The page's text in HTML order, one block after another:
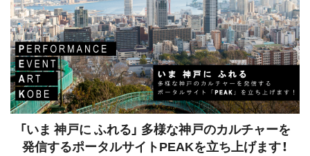
「いま 神戸に ふれる」 多様な神戸のカルチャーを
発信するポータルサイトPEAKを立ち上げます！